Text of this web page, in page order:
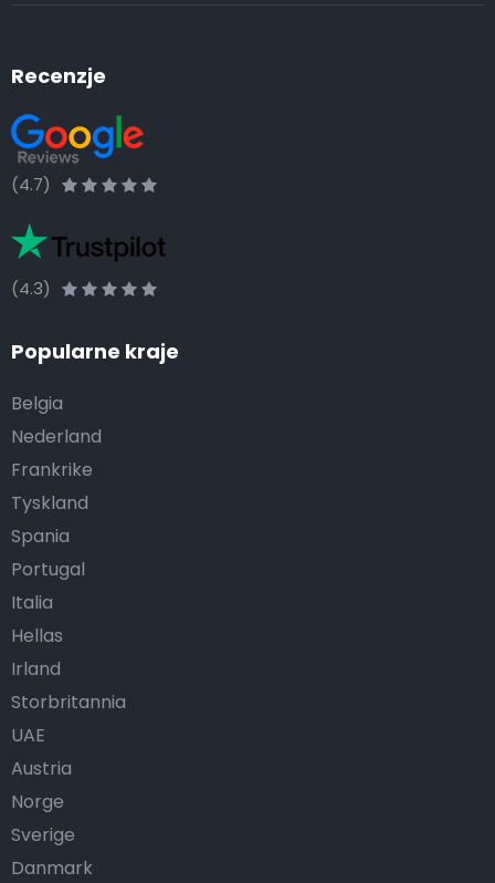
Recenzje
(4.7)
(4.3)
Popularne kraje
Belgia
Nederland
Frankrike
Tyskland
Spania
Portugal
Italia
Hellas
Irland
Storbritannia
UAE
Austria
Norge
Sverige
Danmark